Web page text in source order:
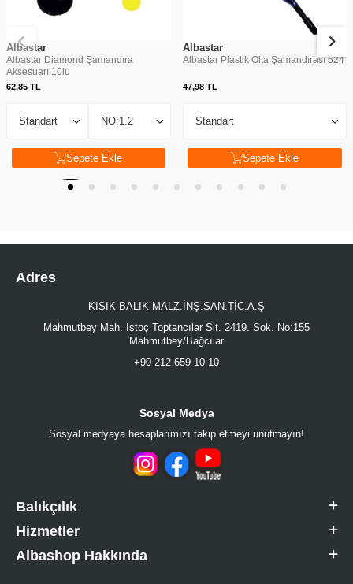
Albastar
Albastar Diamond Şamandıra
Aksesuarı 10lu
62,85 TL
Sepete Ekle
Albastar
Albastar Plastik Olta Şamandırası 524
47,98TL
Sepete Ekle
Adres
KISIK BALIK MALZ.İNŞ.SAN.TİC.A.Ş
Mahmutbey Mah. İstoç Toptancılar Sit. 2419. Sok. No:155
Mahmutbey/Bağcılar
+90 212 659 10 10
Sosyal Medya
Sosyal medyaya hesaplarımızı takip etmeyi unutmayın!
Balıkçılık
Hizmetler
Albashop Hakkında